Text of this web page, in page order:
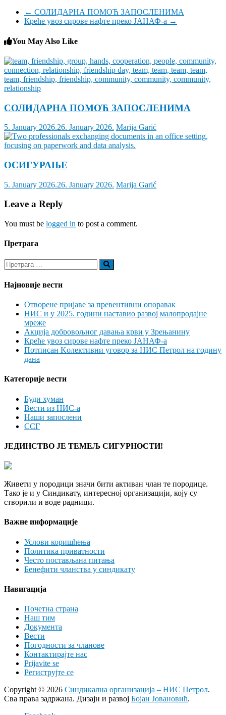
← СОЛИДАРНА ПОМОЋ ЗАПОСЛЕНИМА
Креће увоз сирове нафте преко ЈАНАФ-а →
You May Also Like
СОЛИДАРНА ПОМОЋ ЗАПОСЛЕНИМА
5. January 2026.26. January 2026. Marija Garić
ОСИГУРАЊЕ
5. January 2026.26. January 2026. Marija Garić
Leave a Reply
You must be logged in to post a comment.
Претрага
Најновије вести
Отворене пријаве за превентивни опоравак
НИС и у 2025. години наставио развој малопродајне
мреже
Акција добровољног давања крви у Зрењанину
Креће увоз сирове нафте преко ЈАНАФ-а
Потписан Kолективни уговор за НИС Петрол на годину
дана
Категорије вести
Буди хуман
Вести из НИС-а
Наши запослени
ССГ
ЈЕДИНСТВО ЈЕ ТЕМЕЉ СИГУРНОСТИ!
Живети у породици значи бити активан члан те породице.
Тако је и у Синдикату, интересној организацији, коју су
створили и воде радници.
Важне информације
Услови коришћења
Политика приватности
Често постављана питања
Бенефити чланства у синдикату
Навигација
Почетна страна
Наш тим
Документа
Вести
Погодности за чланове
Контактирајте нас
Prijavite se
Региструјте се
Copyright © 2026 Синдикална организација – НИС Петрол.
Сва права задржана. Дизајн и развој Бојан Јовановић.